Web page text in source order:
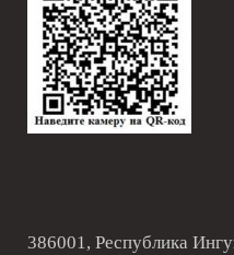
386001, Республика